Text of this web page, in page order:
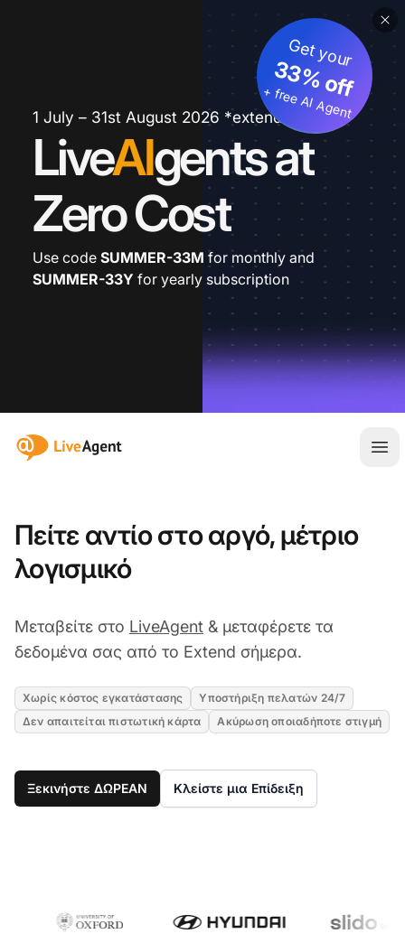
1 July – 31st August 2026 *extended
LiveAIgents at
Zero Cost
Get your
33% off
+ free AI Agent
Use code SUMMER-33M for monthly and
SUMMER-33Y for yearly subscription
:site.title
Πείτε αντίο στο αργό, μέτριο
λογισμικό
Μεταβείτε στο LiveAgent & μεταφέρετε τα
δεδομένα σας από το Extend σήμερα.
Χωρίς κόστος εγκατάστασης
Υποστήριξη πελατών 24/7
Δεν απαιτείται πιστωτική κάρτα
Ακύρωση οποιαδήποτε στιγμή
Ξεκινήστε ΔΩΡΕΑΝ Κλείστε μια Επίδειξη